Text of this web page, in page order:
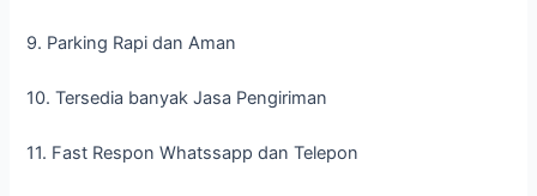
9. Parking Rapi dan Aman
10. Tersedia banyak Jasa Pengiriman
11. Fast Respon Whatssapp dan Telepon